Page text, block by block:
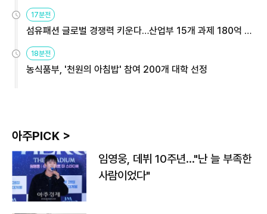
용해야
17분전
섬유패션 글로벌 경쟁력 키운다…산업부 15개 과제 180억 지
원
18분전
농식품부, '천원의 아침밥' 참여 200개 대학 선정
아주PICK >
임영웅, 데뷔 10주년…"난 늘 부족한
사람이었다"